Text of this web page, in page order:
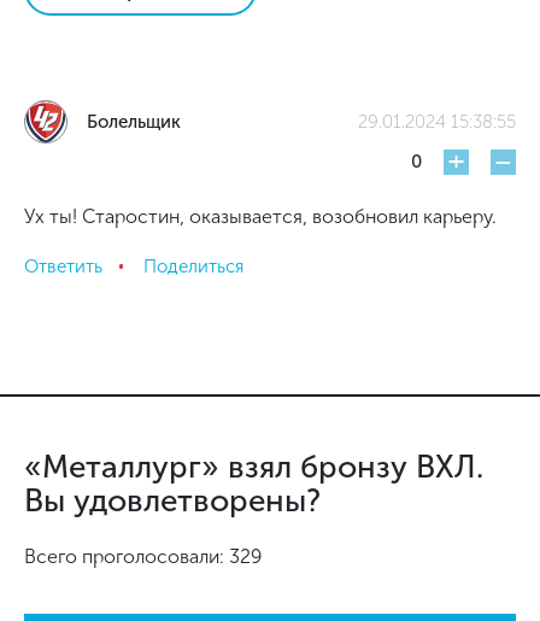
Болельщик
29.01.2024 15:38:55
0
+ -
Ух ты! Старостин, оказывается, возобновил карьеру.
Ответить Поделиться
«Металлург» взял бронзу ВХЛ.
Вы удовлетворены?
Всего проголосовали: 329